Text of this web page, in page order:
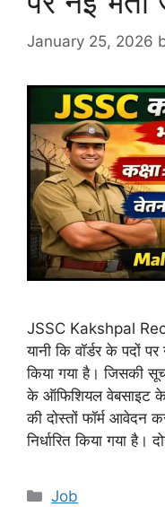
January 25, 2026
JSSC Kakshpal
यानी कि वॉर्डर के पदों
किया गया है। जिसकी
के ऑफिशियल वेबसाइट के
की दोस्तों फॉर्म आवेदन
निर्धारित किया गया है।
Categories
Job